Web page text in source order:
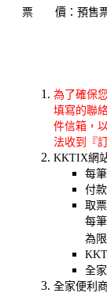
票 價：預售票
為了確保
填寫的聯
件信箱，
法收到『
KKTIX網
每
付
取
每
為
全
全家便利